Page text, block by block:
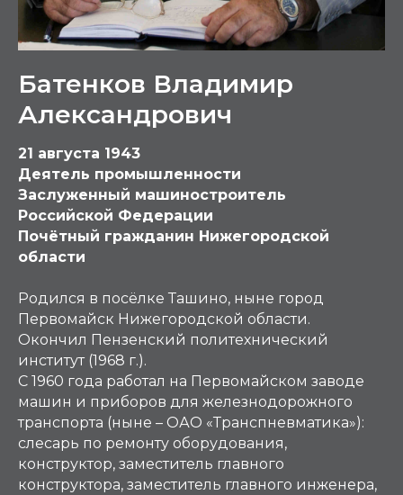
Батенков Владимир
Александрович
21 августа 1943
Деятель промышленности
Заслуженный машиностроитель
Российской Федерации
Почётный гражданин Нижегородской
области
Родился в посёлке Ташино, ныне город
Первомайск Нижегородской области.
Окончил Пензенский политехнический
институт (1968 г.).
С 1960 года работал на Первомайском заводе
машин и приборов для железнодорожного
транспорта (ныне – ОАО «Транспневматика»):
слесарь по ремонту оборудования,
конструктор, заместитель главного
конструктора, заместитель главного инженера,